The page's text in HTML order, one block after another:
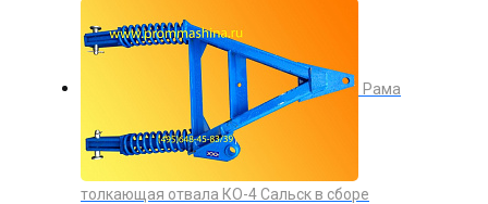
Рама
толкающая отвала КО-4 Сальск в сборе